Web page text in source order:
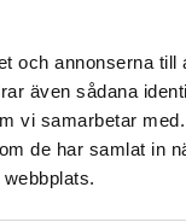
och annonserna
även sådana
vi samarbetar
de har samlat in
Tro mig,
mjukgörande body
kropp för att göra